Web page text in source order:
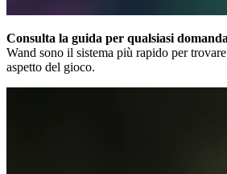
Consulta la guida per qualsiasi
Wand sono il sistema più rapido per
aspetto del gioco.